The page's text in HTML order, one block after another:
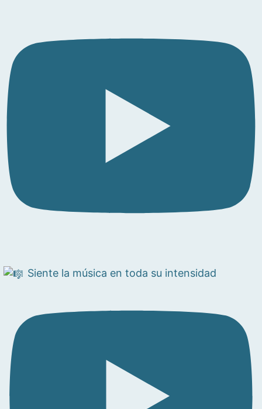
Siente la música en toda su intensidad